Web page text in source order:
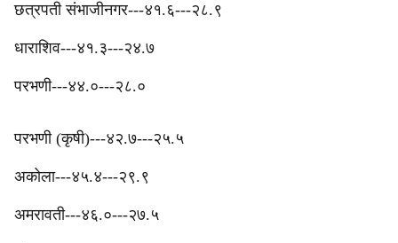
छत्रपती संभाजीनगर---४१.६---२८.९
‎धाराशिव---४१.३---२४.७
परभणी---४४.०---२८.०
परभणी (कृषी)---४२.७---२५.५
अकोला---४५.४---२९.९
अमरावती---४६.०---२७.५